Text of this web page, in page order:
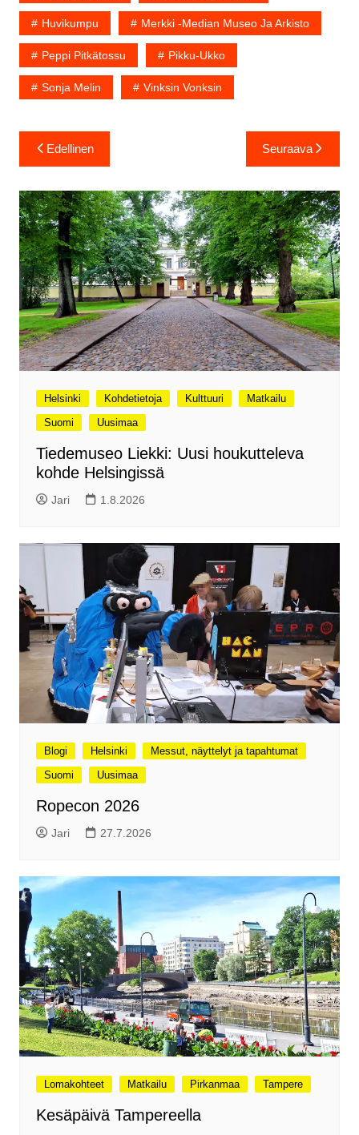
Huvikumpu Merkki -Median Museo Ja Arkisto
Peppi Pitkätossu Pikku-Ukko
Sonja Melin Vinksin Vonksin
Artikkelien
selaus
Edellinen Seuraava
Helsinki Kohdetietoja Kulttuuri
Matkailu
Suomi
Uusimaa
Tiedemuseo Liekki: Uusi houkutteleva
kohde Helsingissä
Jari 1.8.2026
Blogi Helsinki
Messut, näyttelyt ja tapahtumat
Suomi
Uusimaa
Ropecon 2026
Jari 27.7.2026
Lomakohteet Matkailu Pirkanmaa Tampere
Kesäpäivä Tampereella